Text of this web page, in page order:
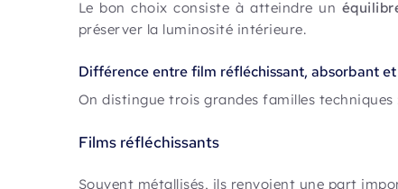
Le bon choix consiste à atteindre un
préserver la luminosité intérieure.
Différence entre film réfléchissant, absorbant
On distingue trois grandes familles techniques
Films réfléchissants
Souvent métallisés, ils renvoient une part